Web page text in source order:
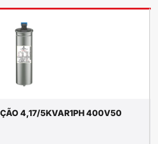
4,17/5KVAR1PH 400V50